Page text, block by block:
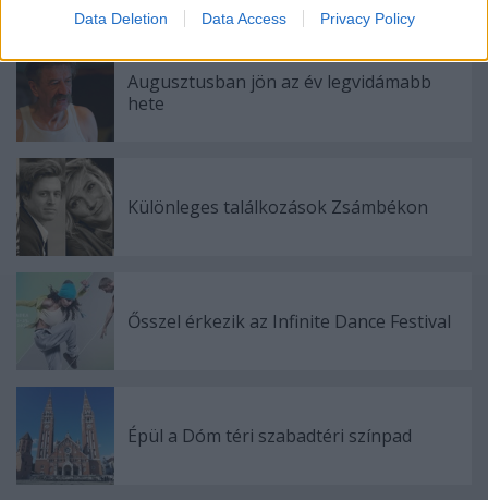
I want to allow Google to enable storage
related to security, including authentication
functionality and fraud prevention, and other
user protection.
Data Deletion Data Access Privacy Policy
Augusztusban jön az év legvidámabb
hete
Különleges találkozások Zsámbékon
Ősszel érkezik az Infinite Dance Festival
Épül a Dóm téri szabadtéri színpad